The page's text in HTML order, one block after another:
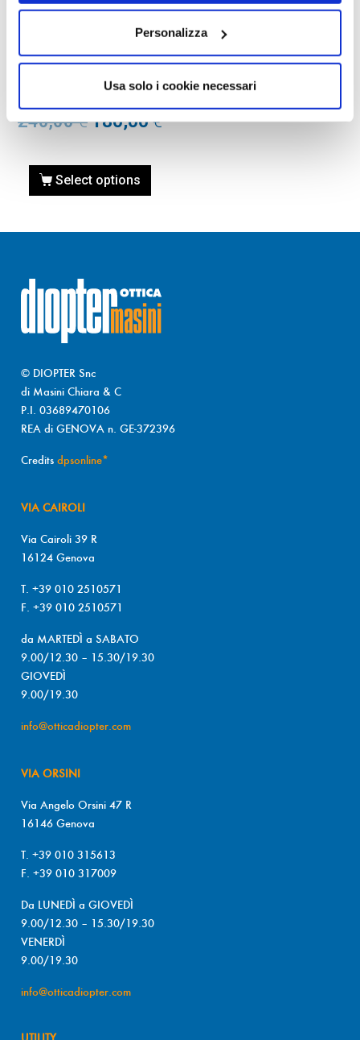
Personalizza
Usa solo i cookie necessari
OCCHIALI DA VISTA
OCCHIALE DA VISTA TOM
FORD FT5401 51 045 –
marrone chiaro luc
240,00€ 180,00€
Select options
© DIOPTER Snc
di Masini Chiara & C
P.I. 03689470106
REA di GENOVA n. GE-372396
Credits dpsonline*
VIA CAIROLI
Via Cairoli 39 R
16124 Genova
T. +39 010 2510571
F. +39 010 2510571
da MARTEDÌ a SABATO
9.00/12.30 – 15.30/19.30
GIOVEDÌ
9.00/19.30
info@otticadiopter.com
VIA ORSINI
Via Angelo Orsini 47 R
16146 Genova
T. +39 010 315613
F. +39 010 317009
Da LUNEDÌ a GIOVEDÌ
9.00/12.30 – 15.30/19.30
VENERDÌ
9.00/19.30
info@otticadiopter.com